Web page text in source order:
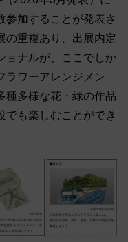
参加することが発表さ
重複あり、出展内定
ョナルが、ここでしか
ラワーアレンジメン
種多様な花・緑の作品
でも楽しむことができ